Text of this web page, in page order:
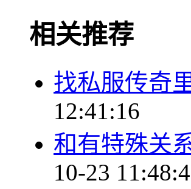
相关推荐
找私服传奇
12:41:16
和有特殊关
10-23